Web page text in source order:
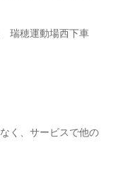
瑞穂運動場西下車
く、サービスで他の